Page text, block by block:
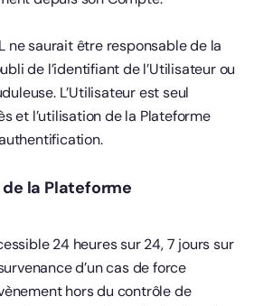
ne saurait être responsable de la
de l’identifiant de l’Utilisateur ou
L’Utilisateur est seul
et l’utilisation de la Plateforme
la Plateforme
24 heures sur 24, 7 jours sur
d’un cas de force
hors du contrôle de